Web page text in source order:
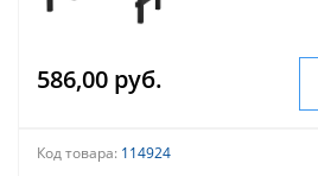
586,00 руб.
Код товара: 114924